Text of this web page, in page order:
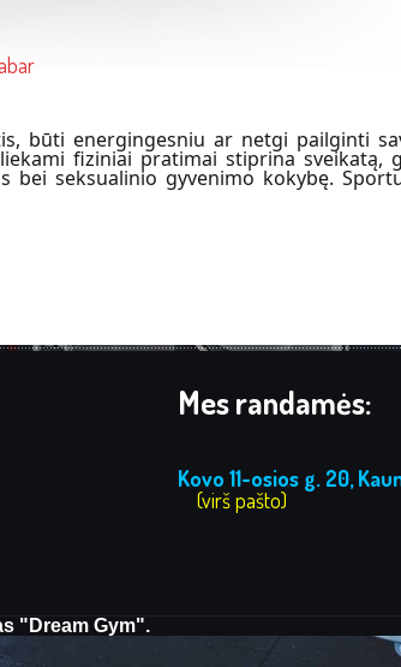
būti energingesniu ar netgi pailginti
fiziniai pratimai stiprina sveikatą,
bei seksualinio gyvenimo kokybę.
Mes randamės:
Kovo 11-osios g. 20,
(virš pašto)
"Dream Gym".